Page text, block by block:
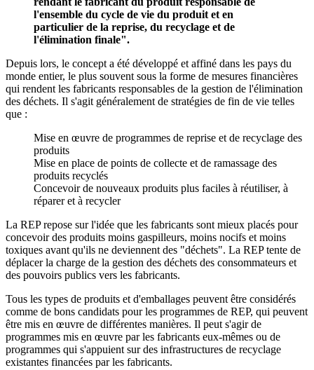
l'ensemble du cycle de vie du produit et en
particulier de la reprise, du recyclage et de
l'élimination finale".
Depuis lors, le concept a été développé et affiné dans les pays du
monde entier, le plus souvent sous la forme de mesures financières
qui rendent les fabricants responsables de la gestion de l'élimination
des déchets. Il s'agit généralement de stratégies de fin de vie telles
que :
Mise en œuvre de programmes de reprise et de recyclage des
produits
Mise en place de points de collecte et de ramassage des
produits recyclés
Concevoir de nouveaux produits plus faciles à réutiliser, à
réparer et à recycler
La REP repose sur l'idée que les fabricants sont mieux placés pour
concevoir des produits moins gaspilleurs, moins nocifs et moins
toxiques avant qu'ils ne deviennent des "déchets". La REP tente de
déplacer la charge de la gestion des déchets des consommateurs et
des pouvoirs publics vers les fabricants.
Tous les types de produits et d'emballages peuvent être considérés
comme de bons candidats pour les programmes de REP, qui peuvent
être mis en œuvre de différentes manières. Il peut s'agir de
programmes mis en œuvre par les fabricants eux-mêmes ou de
programmes qui s'appuient sur des infrastructures de recyclage
existantes financées par les fabricants.